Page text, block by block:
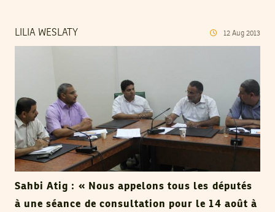
LILIA WESLATY 12 Aug 2013
Sahbi Atig : « Nous appelons tous les députés
à une séance de consultation pour le 14 août à